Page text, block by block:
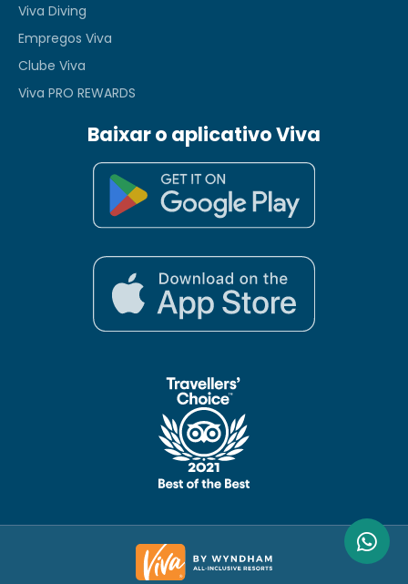
Viva Diving
Empregos Viva
Clube Viva
Viva PRO REWARDS
Baixar o aplicativo Viva